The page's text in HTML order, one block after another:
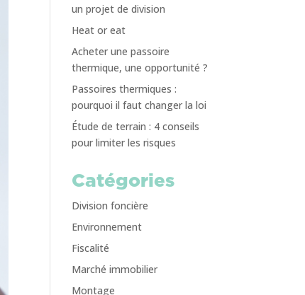
un projet de division
Heat or eat
Acheter une passoire
thermique, une opportunité ?
Passoires thermiques :
pourquoi il faut changer la loi
Étude de terrain : 4 conseils
pour limiter les risques
Catégories
Division foncière
Environnement
Fiscalité
Marché immobilier
Montage